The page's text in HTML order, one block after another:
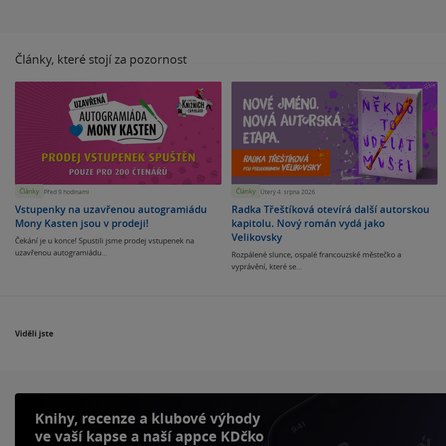
Články, které stojí za pozornost
Články Před 9 hodinami
Vstupenky na uzavřenou autogramiádu
Mony Kasten jsou v prodeji!
Čekání je u konce! Spustili jsme prodej vstupenek na
uzavřenou autogramiádu...
Články Úterý 4. srpna 2026
Radka Třeštíková otevírá další autorskou
kapitolu. Nový román vydá jako
Velikovsky
Rozpálené slunce, ospalé francouzské městečko a
vyprávění, které se...
Viděli jste
Knihy, recenze a klubové výhody
ve vaší kapse a naší appce KDčko